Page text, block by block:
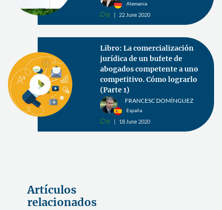
Alemania
v0 22 June 2020
Libro: La comercialización
jurídica de un bufete de
abogados competente a uno
competitivo. Cómo lograrlo
(Parte 1)
FRANCESC DOMÍNGUEZ
España
v0 18 June 2020
Artículos
relacionados